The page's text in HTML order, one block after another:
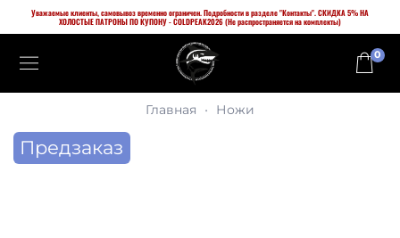
Уважаемые клиенты, самовывоз временно ограничен. Подробности в разделе "Контакты". СКИДКА 5% НА
ХОЛОСТЫЕ ПАТРОНЫ ПО КУПОНУ - COLDPEAK2026 (Не распространяется на комплекты)
0
Главная Ножи
Предзаказ